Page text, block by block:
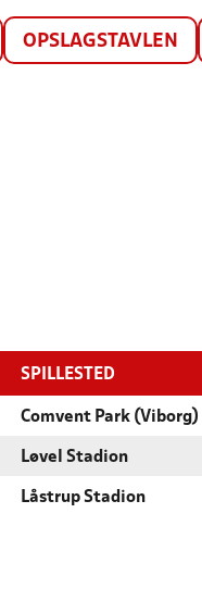
OPSLAGSTAVLEN
SPILLESTED
Comvent Park (Viborg)
Løvel Stadion
Låstrup Stadion